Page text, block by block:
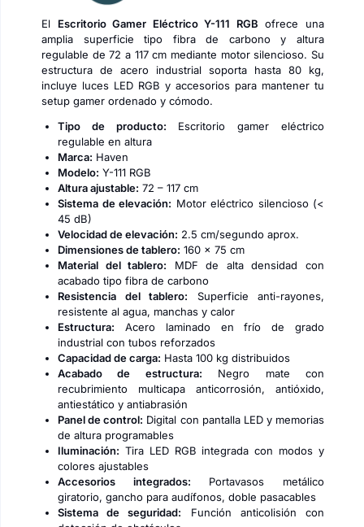
El Escritorio Gamer Eléctrico Y-111 RGB ofrece una
amplia superficie tipo fibra de carbono y altura
regulable de 72 a 117 cm mediante motor silencioso. Su
estructura de acero industrial soporta hasta 80 kg,
incluye luces LED RGB y accesorios para mantener tu
setup gamer ordenado y cómodo.
Tipo de producto: Escritorio gamer eléctrico
regulable en altura
Marca: Haven
Modelo: Y-111 RGB
Altura ajustable: 72 – 117 cm
Sistema de elevación: Motor eléctrico silencioso (<
45 dB)
Velocidad de elevación: 2.5 cm/segundo aprox.
Dimensiones de tablero: 160 × 75 cm
Material del tablero: MDF de alta densidad con
acabado tipo fibra de carbono
Resistencia del tablero: Superficie anti-rayones,
resistente al agua, manchas y calor
Estructura: Acero laminado en frío de grado
industrial con tubos reforzados
Capacidad de carga: Hasta 100 kg distribuidos
Acabado de estructura: Negro mate con
recubrimiento multicapa anticorrosión, antióxido,
antiestático y antiabrasión
Panel de control: Digital con pantalla LED y memorias
de altura programables
Iluminación: Tira LED RGB integrada con modos y
colores ajustables
Accesorios integrados: Portavasos metálico
giratorio, gancho para audífonos, doble pasacables
Sistema de seguridad: Función anticolisión con